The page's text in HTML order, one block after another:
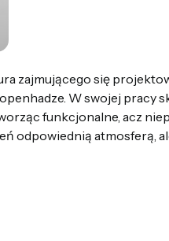
zajmującego się
W swojej pracy
funkcjonalne, acz
odpowiednią atmosferą,